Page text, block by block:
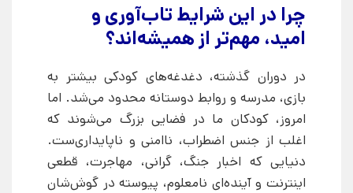
چرا در این شرایط تاب‌آوری و
امید، مهم‌تر از همیشه‌اند؟
در دوران گذشته، دغدغه‌های کودکی بیشتر به
بازی، مدرسه و روابط دوستانه محدود می‌شد. اما
امروز، کودکان ما در فضایی بزرگ می‌شوند که
اغلب از جنس اضطراب، ناامنی و ناپایداری‌ست.
دنیایی که اخبار جنگ، گرانی، مهاجرت، قطعی
اینترنت و آینده‌ای نامعلوم، پیوسته در گوش‌شان